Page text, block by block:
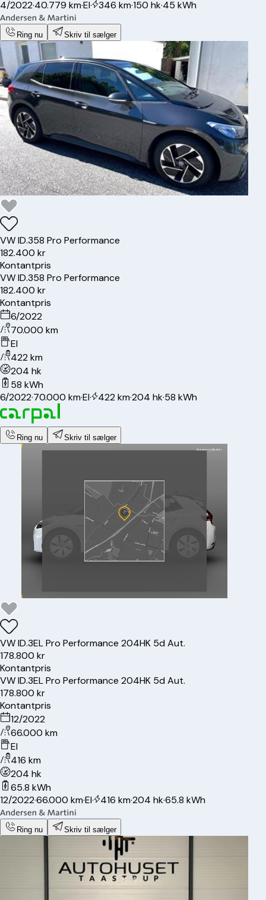
4/2022·40.779 km·El· 346 km·150 hk·45 kWh
Ring nu Skriv til sælger
VWID.358 Pro Performance
182.400 kr
Kontantpris
VWID.358 Pro Performance
182.400 kr
Kontantpris
6/2022
70.000 km
El
422 km
204 hk
58 kWh
6/2022·70.000 km·El· 422 km·204 hk·58 kWh
Ring nu Skriv til sælger
VWID.3EL Pro Performance 204HK 5d Aut.
178.800 kr
Kontantpris
VWID.3EL Pro Performance 204HK 5d Aut.
178.800 kr
Kontantpris
12/2022
66.000 km
El
416 km
204 hk
65.8 kWh
12/2022·66.000 km·El· 416 km·204 hk·65.8 kWh
Ring nu Skriv til sælger